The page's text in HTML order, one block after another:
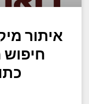
איתור
חיפוש